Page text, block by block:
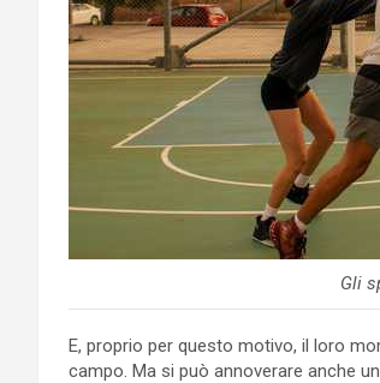
Gli
E, proprio per questo motivo, il loro
campo. Ma si può annoverare anche